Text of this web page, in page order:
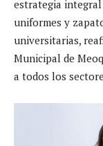
estrategia
uniformes y
universitarias,
Municipal de
a todos los